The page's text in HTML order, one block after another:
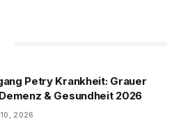
Petry Krankheit: Grauer
& Gesundheit 2026
2026